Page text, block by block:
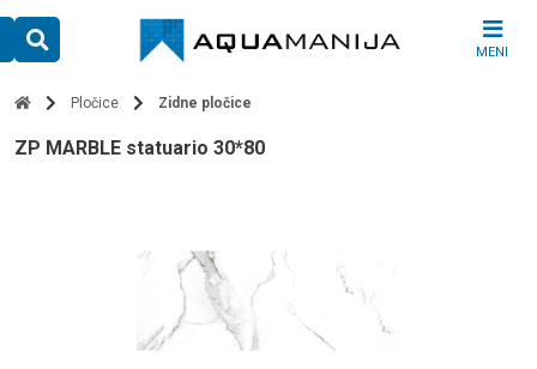
content
MENI
Pločice Zidne pločice
ZP MARBLE statuario 30*80